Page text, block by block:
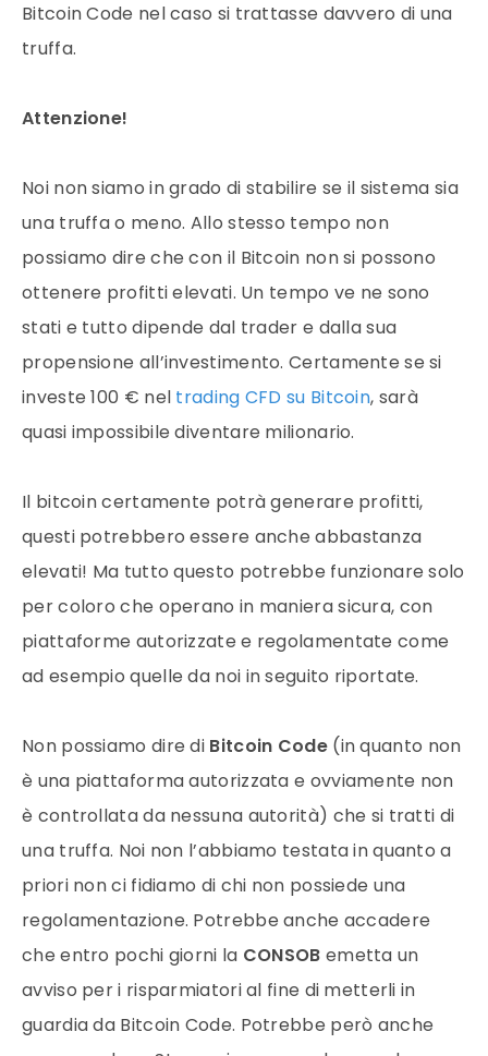
Bitcoin Code nel caso si trattasse davvero di una
truffa.
Attenzione!
Noi non siamo in grado di stabilire se il sistema sia
una truffa o meno. Allo stesso tempo non
possiamo dire che con il Bitcoin non si possono
ottenere profitti elevati. Un tempo ve ne sono
stati e tutto dipende dal trader e dalla sua
propensione all’investimento. Certamente se si
investe 100 € nel trading CFD su Bitcoin, sarà
quasi impossibile diventare milionario.
Il bitcoin certamente potrà generare profitti,
questi potrebbero essere anche abbastanza
elevati! Ma tutto questo potrebbe funzionare solo
per coloro che operano in maniera sicura, con
piattaforme autorizzate e regolamentate come
ad esempio quelle da noi in seguito riportate.
Non possiamo dire di Bitcoin Code(in quanto non
è una piattaforma autorizzata e ovviamente non
è controllata da nessuna autorità) che si tratti di
una truffa. Noi non l’abbiamo testata in quanto a
priori non ci fidiamo di chi non possiede una
regolamentazione. Potrebbe anche accadere
che entro pochi giorni la CONSOB emetta un
avviso per i risparmiatori al fine di metterli in
guardia da Bitcoin Code. Potrebbe però anche